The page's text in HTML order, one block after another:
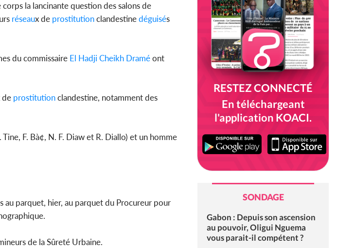
la lancinante question des salons de
réseaux de prostitutionclandestinedéguisés
du commissaire El Hadji Cheikh Draméont
de prostitutionclandestine, notamment des
F. Bà¢, N. F. Diaw et R. Diallo) et un homme
au parquet, hier, au parquet du Procureur pour
de la Sûreté Urbaine.
RESTEZ CONNECTÉ
En téléchargeant
l'application KOACI.
SONDAGE
Gabon : Depuis son ascension
au pouvoir, Oligui Nguema
vous parait-il compétent ?